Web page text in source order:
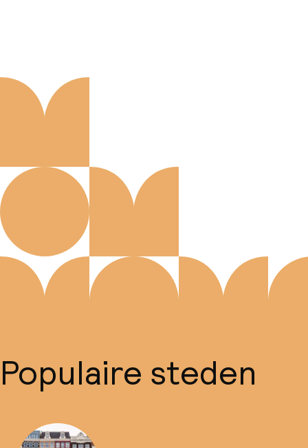
Populaire steden